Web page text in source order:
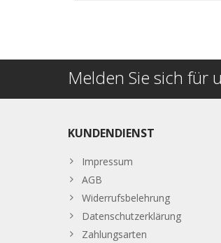
Melden Sie sich für
KUNDENDIENST
Impressum
AGB
Widerrufsbelehrung
Datenschutzerklärung
Zahlungsarten